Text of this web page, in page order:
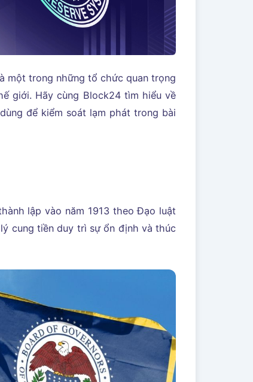
một trong những tổ chức quan trọng
giới. Hãy cùng Block24 tìm hiểu về
để kiểm soát lạm phát trong bài
lập vào năm 1913 theo Đạo luật
cung tiền duy trì sự ổn định và thúc